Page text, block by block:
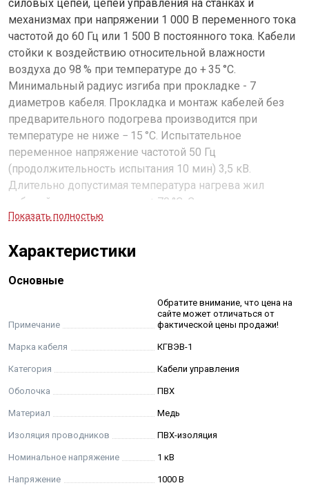
силовых цепей, цепей управления на станках и
механизмах при напряжении 1 000 В переменного тока
частотой до 60 Гц или 1 500 В постоянного тока. Кабели
стойки к воздействию относительной влажности
воздуха до 98 % при температуре до + 35 °С.
Минимальный радиус изгиба при прокладке - 7
диаметров кабеля. Прокладка и монтаж кабелей без
предварительного подогрева производится при
температуре не ниже − 15 °С. Испытательное
переменное напряжение частотой 50 Гц
(продолжительность испытания 10 мин) 3,5 кВ.
Длительно допустимая температура нагрева жил
кабелей при эксплуатации + 70 °С. Строительная длина
не менее 100 м.
Показать полностью
Характеристики
Основные
Примечание
Обратите внимание, что цена на
сайте может отличаться от
фактической цены продажи!
Марка кабеля КГВЭВ-1
Категория Кабели управления
Оболочка ПВХ
Материал Медь
Изоляция проводников ПВХ-изоляция
Номинальное напряжение 1 кВ
Напряжение 1000 В